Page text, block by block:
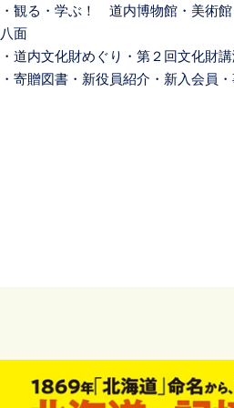
・観る・学ぶ！ 道内博物館・美術
八面
・道内文化財めぐり・第２回文化財
・寄贈図書・新役員紹介・新入会員